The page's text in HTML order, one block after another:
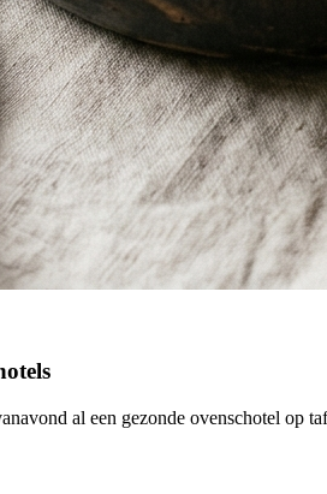
al een gezonde ovenschotel